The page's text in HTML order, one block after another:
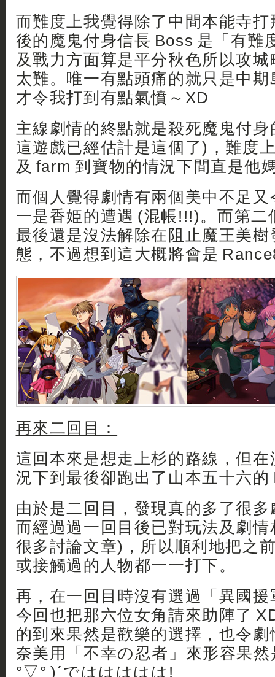
而難度上我覺得除了中間本能寺
後的魔鬼付身信長 Boss 是「有難
及戰力方面算是平分秋色所以攻
太難。唯一有點頭痛的就只是中
才令我打到有點氣憤～XD
主線劇情的終點就是殺死魔鬼付
這遊戲已經估計是這個了)，難度
及 farm 到寶物的情況下間直是他
而個人覺得劇情有兩個美中不足
一是香姫的遭遇 (混帳!!!)。而第二
最後還是沒法解除在阻止魔王美
態，不過想到這大概將會是
再來二回目：
這回本來是想走上杉的路線，但
況下到最後卻跑出了山本五十六
由於是二回目，發現真的多了很
而經過過一回目後已對玩法及劇
很多討論文章)，所以順利地把之
或接觸過的人物都一一打下。
再，在一回目時沒有選過「異國
今回也把那六位女角請來助陣了
的到來果然是歡樂的選擇，也令
奈美用「不幸の忍者」來形容果然
°▽° )ˊでははははは!